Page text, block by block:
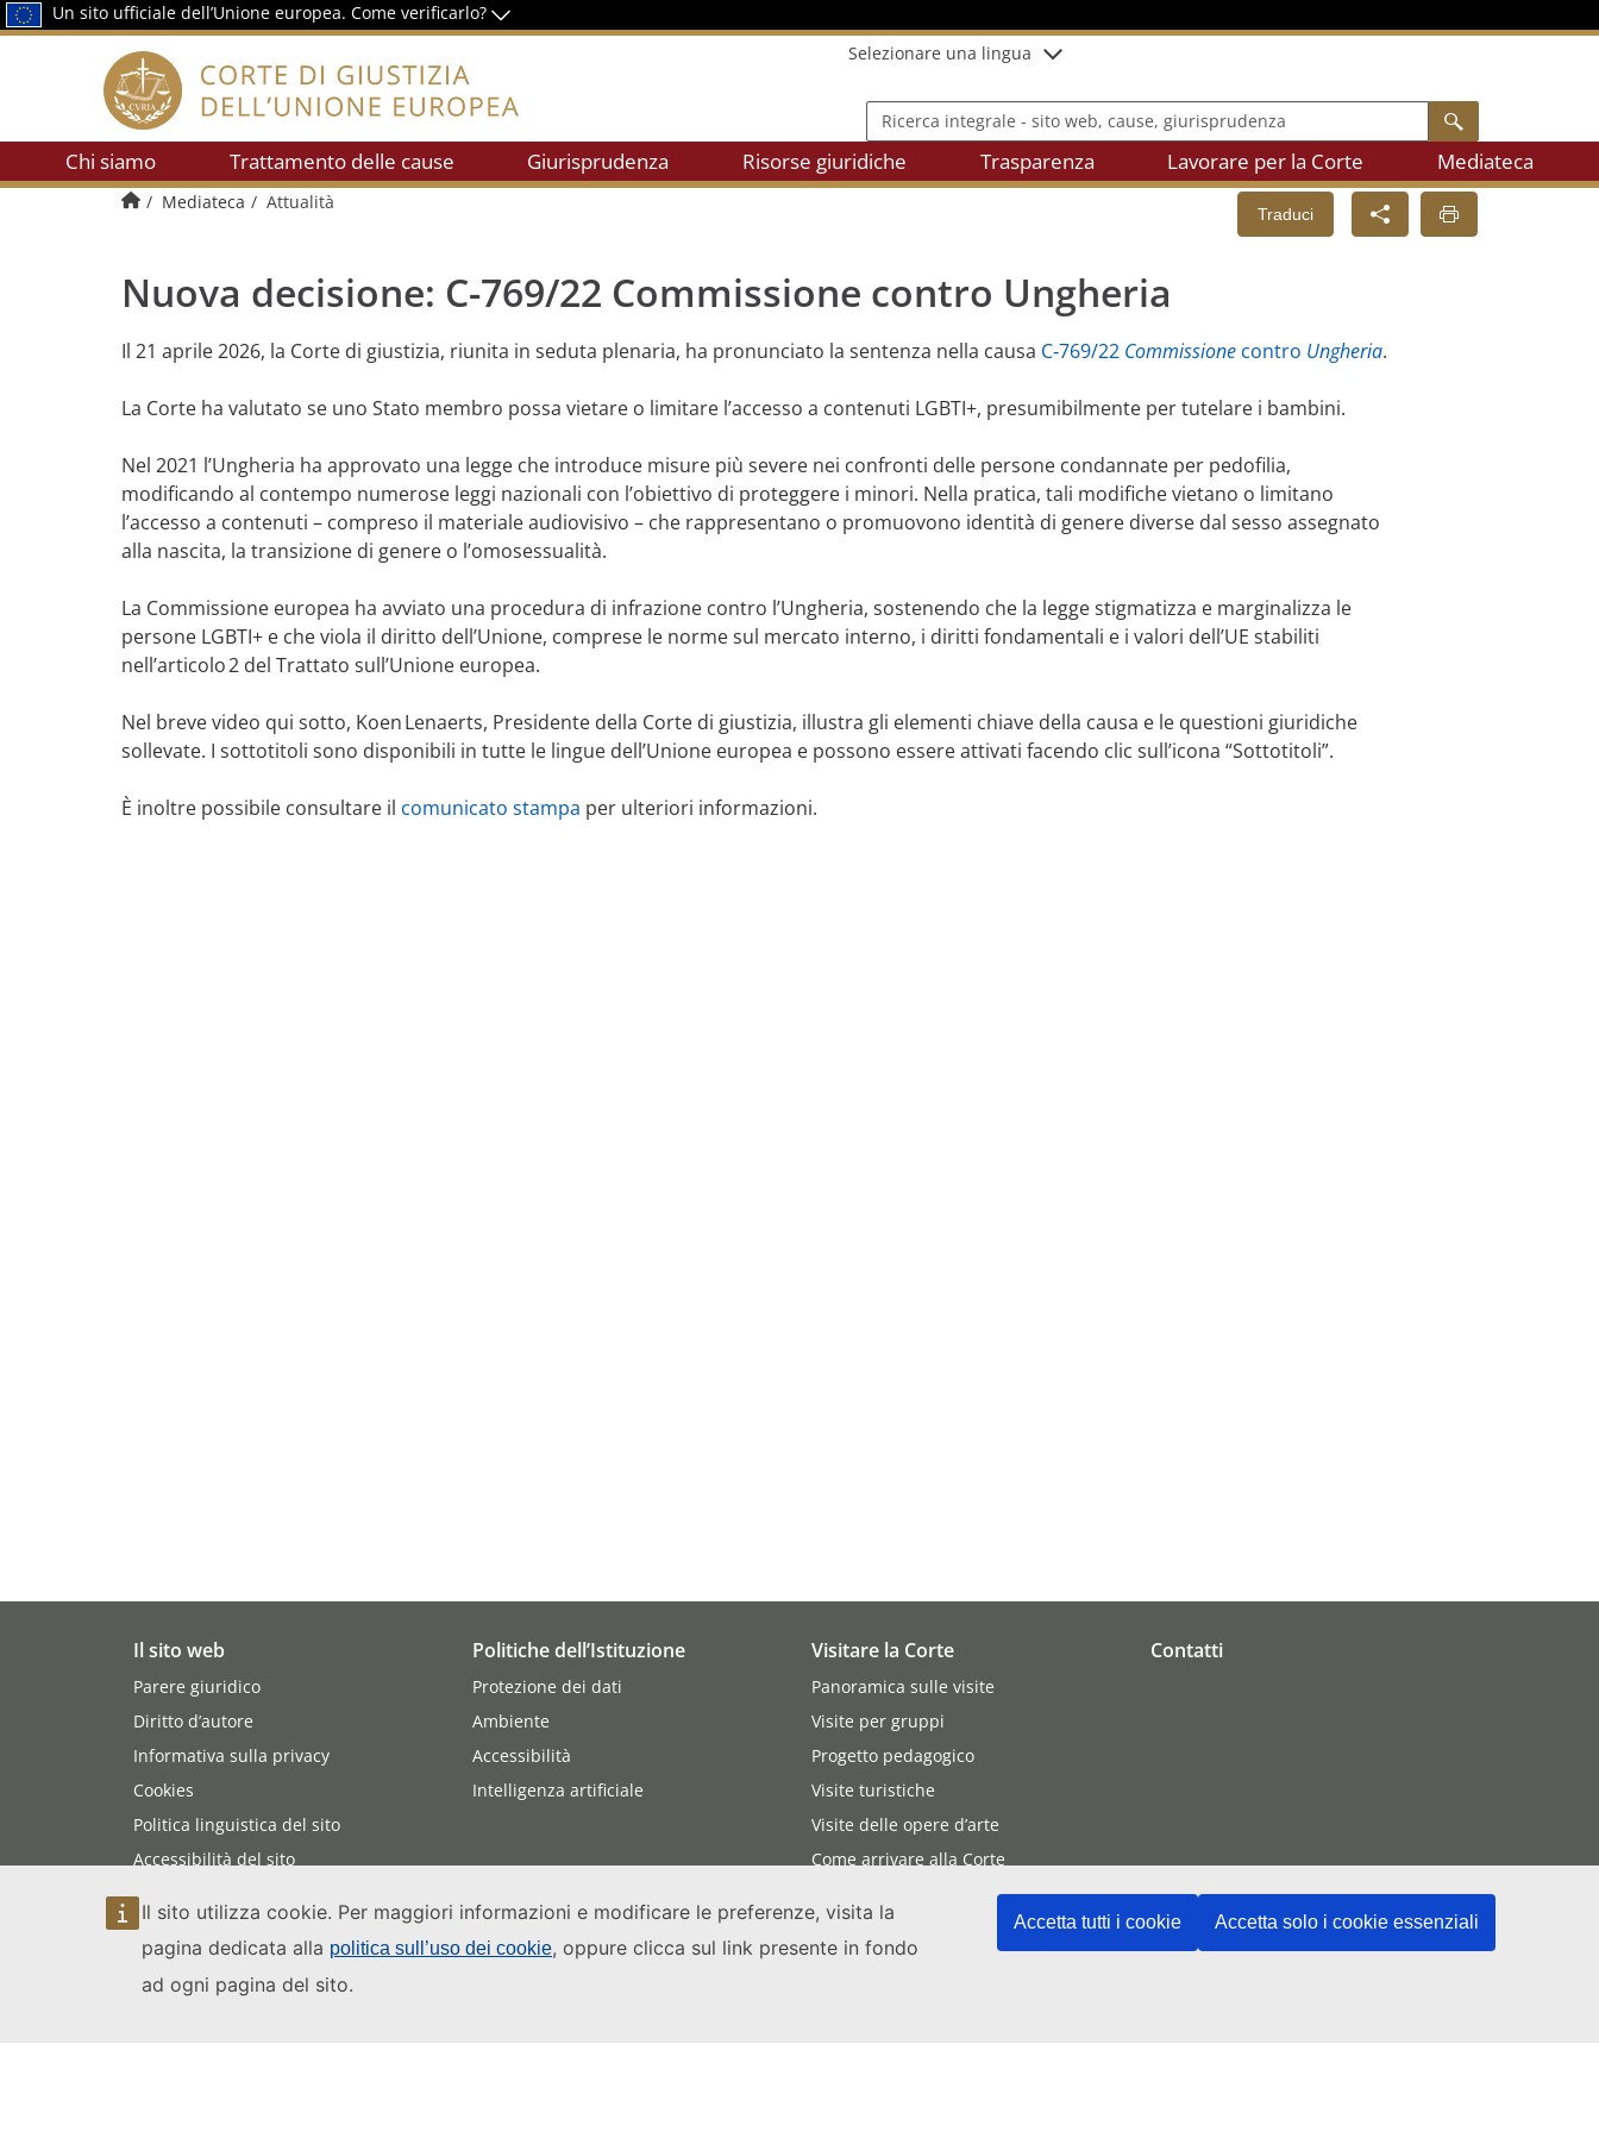
Il sito utilizza cookie. Per maggiori informazioni e modificare le preferenze, visita la
pagina dedicata alla politica sull’uso dei cookie, oppure clicca sul link presente in fondo
ad ogni pagina del sito.
Accetta tutti i cookie Accetta solo i cookie essenziali
Un sito ufficiale dell’Unione europea. Come verificarlo?
Selezionare una lingua
Ricerca integrale - sito web, cause, giurisprudenza
Chi siamo Trattamento delle cause Giurisprudenza Risorse giuridiche Trasparenza Lavorare per la Corte Mediateca
Pagina di presentazione
Mediateca Attualità
Traduci
Nuova decisione: C-769/22 Commissione contro Ungheria
Il 21 aprile 2026, la Corte di giustizia, riunita in seduta plenaria, ha pronunciato la sentenza nella causa C‑769/22 Commissione contro Ungheria.
La Corte ha valutato se uno Stato membro possa vietare o limitare l’accesso a contenuti LGBTI+, presumibilmente per tutelare i bambini.
Nel 2021 l’Ungheria ha approvato una legge che introduce misure più severe nei confronti delle persone condannate per pedofilia,
modificando al contempo numerose leggi nazionali con l’obiettivo di proteggere i minori. Nella pratica, tali modifiche vietano o limitano
l’accesso a contenuti – compreso il materiale audiovisivo – che rappresentano o promuovono identità di genere diverse dal sesso assegnato
alla nascita, la transizione di genere o l’omosessualità.
La Commissione europea ha avviato una procedura di infrazione contro l’Ungheria, sostenendo che la legge stigmatizza e marginalizza le
persone LGBTI+ e che viola il diritto dell’Unione, comprese le norme sul mercato interno, i diritti fondamentali e i valori dell’UE stabiliti
nell’articolo 2 del Trattato sull’Unione europea.
Nel breve video qui sotto, Koen Lenaerts, Presidente della Corte di giustizia, illustra gli elementi chiave della causa e le questioni giuridiche
sollevate. I sottotitoli sono disponibili in tutte le lingue dell’Unione europea e possono essere attivati facendo clic sull’icona “Sottotitoli”.
È inoltre possibile consultare il comunicato stampa per ulteriori informazioni.
Il sito web
Parere giuridico
Diritto d’autore
Informativa sulla privacy
Cookies
Politica linguistica del sito
Accessibilità del sito
Mappa del sito web
Politiche dell’Istituzione
Protezione dei dati
Ambiente
Accessibilità
Intelligenza artificiale
Visitare la Corte
Panoramica sulle visite
Visite per gruppi
Progetto pedagogico
Visite turistiche
Visite delle opere d’arte
Come arrivare alla Corte
Contatti